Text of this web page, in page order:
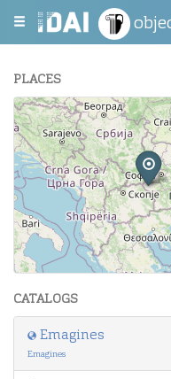
PLACES
+
−
Leaflet| Maps
CATALOGS
Emagines
Emagines